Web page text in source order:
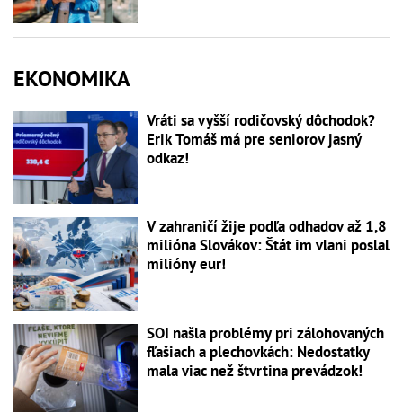
EKONOMIKA
Vráti sa vyšší rodičovský dôchodok?
Erik Tomáš má pre seniorov jasný
odkaz!
V zahraničí žije podľa odhadov až 1,8
milióna Slovákov: Štát im vlani poslal
milióny eur!
SOI našla problémy pri zálohovaných
fľašiach a plechovkách: Nedostatky
mala viac než štvrtina prevádzok!